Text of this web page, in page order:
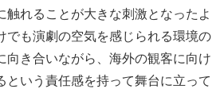
触れることが大きな刺激となったよ
でも演劇の空気を感じられる環境の
向き合いながら、海外の観客に向け
という責任感を持って舞台に立って